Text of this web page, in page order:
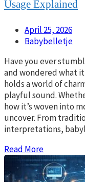
Usage Explained
April 25, 2026
Babybelletje
Have you ever
and wondered what
holds a world of
playful sound.
how it’s woven into
uncover. From
interpretations,
Read More